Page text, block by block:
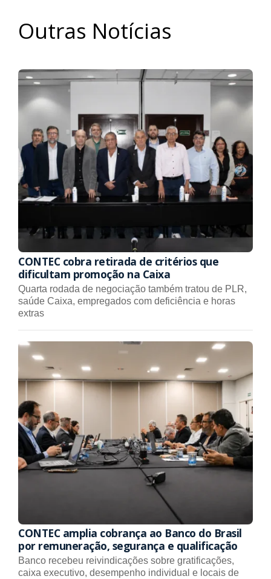
Outras Notícias
CONTEC cobra retirada de critérios que
dificultam promoção na Caixa
Quarta rodada de negociação também tratou de PLR,
saúde Caixa, empregados com deficiência e horas
extras
CONTEC amplia cobrança ao Banco do Brasil
por remuneração, segurança e qualificação
Banco recebeu reivindicações sobre gratificações,
caixa executivo, desempenho individual e locais de